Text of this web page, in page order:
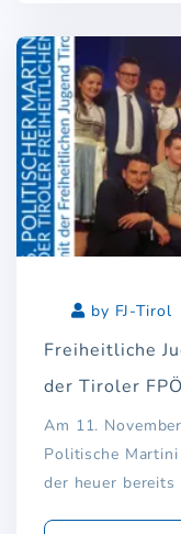
by FJ-Tirol
Freiheitliche
der Tiroler FPÖ
Am 11.
Politische
der heuer bereits